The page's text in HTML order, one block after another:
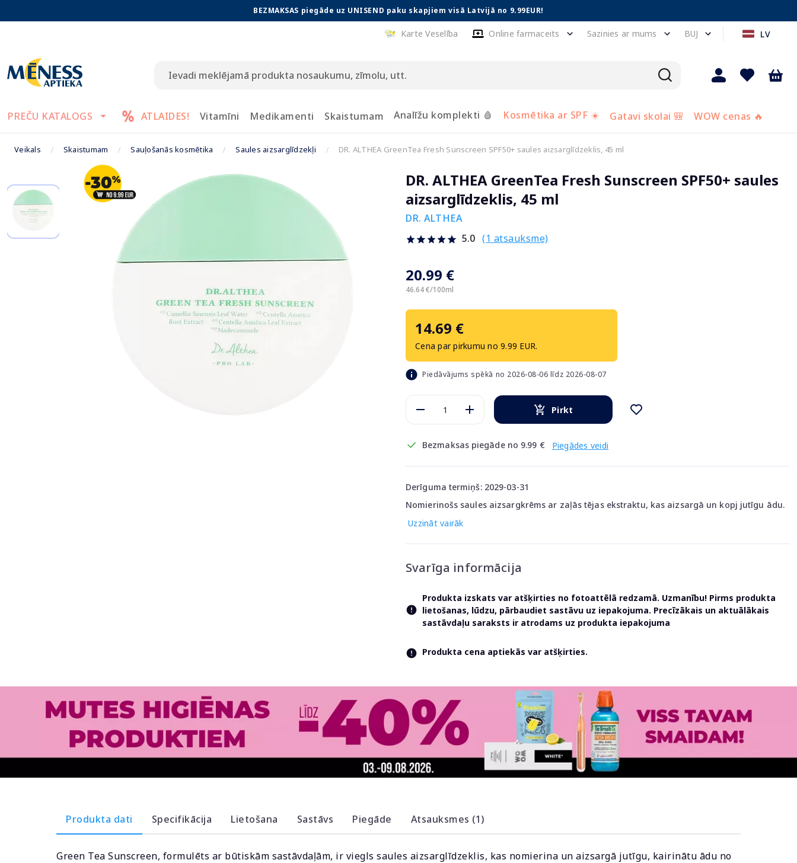
BEZMAKSAS piegāde uz UNISEND paku skapjiem visā Latvijā no 9.99EUR!
Karte Veselība Online farmaceits Sazinies ar mums BUJ LV
PREČU KATALOGS ATLAIDES! Vitamīni Medikamenti Skaistumam Analīžu komplekti 🩸 Kosmētika ar SPF ☀️ Gatavi skolai 🎒 WOW cenas 🔥
Veikals Skaistumam Sauļošanās kosmētika Saules aizsarglīdzekļi DR. ALTHEA GreenTea Fresh Sunscreen SPF50+ saules aizsarglīdzeklis, 45 ml
DR. ALTHEA GreenTea Fresh Sunscreen SPF50+ saules
aizsarglīdzeklis, 45 ml
DR. ALTHEA
5.0 (1 atsauksme)
20.99 €
46.64 €/100ml
14.69 €
Cena par pirkumu no 9.99 EUR.
Piedāvājums spēkā no 2026-08-06 līdz 2026-08-07
Pirkt
Bezmaksas piegāde no 9.99 € Piegādes veidi
Derīguma termiņš: 2029-03-31
Nomierinošs saules aizsargkrēms ar zaļās tējas ekstraktu, kas aizsargā un kopj jutīgu ādu.
Uzzināt vairāk
Svarīga informācija
Produkta izskats var atšķirties no fotoattēlā redzamā. Uzmanību! Pirms produkta
lietošanas, lūdzu, pārbaudiet sastāvu uz iepakojuma. Precīzākais un aktuālākais
sastāvdaļu saraksts ir atrodams uz produkta iepakojuma
Produkta cena aptiekās var atšķirties.
Produkta dati Specifikācija Lietošana Sastāvs Piegāde Atsauksmes (1)
Green Tea Sunscreen, formulēts ar būtiskām sastāvdaļām, ir viegls saules aizsarglīdzeklis, kas nomierina un aizsargā jutīgu, kairinātu ādu no